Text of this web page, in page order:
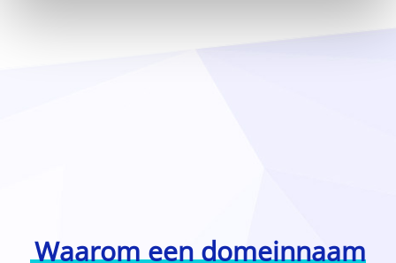
Waarom een domeinnaam